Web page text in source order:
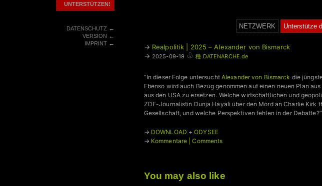
UNTERSTÜTZEN!
DATENSCHUTZ←
VERSION ←
IMPRINT←
NETZWERK Unterstütze
→ Realpolitik | 2025 – Alexander von Bismarck
→ 2025-09-19 ♧ 種 DATENARCHE.de
“In dieser Folge untersucht Alexander von Bismarck die
Ebenso wird auch Bezug genommen auf einen neuen Plan
aus den USA zu ersetzen. Welche wirtschaftlichen und
ZDF-Journalistin Dunja Hayali über den Mord an Charlie
Gesellschaft, und welche Perspektiven fehlen in der Debatte?”
→ DOWNLOAD +ODYSEE
→ Kommentare | Comments
You may also like